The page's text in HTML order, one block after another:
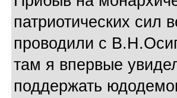
патриотических сил
проводили с
там я впервые
поддержать